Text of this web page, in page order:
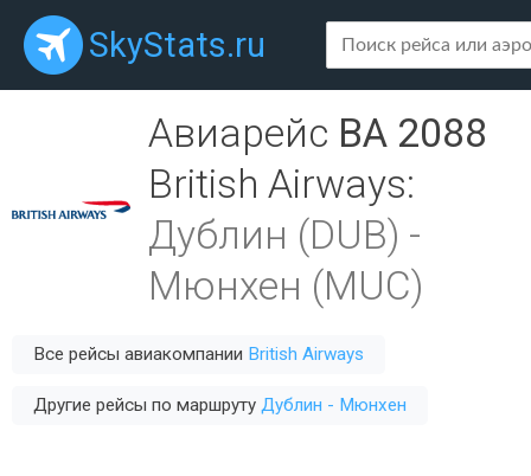
SkyStats.ru
Авиарейс BA 2088
British Airways:
Дублин (DUB) -
Мюнхен (MUC)
Все рейсы авиакомпании British Airways
Другие рейсы по маршруту Дублин - Мюнхен